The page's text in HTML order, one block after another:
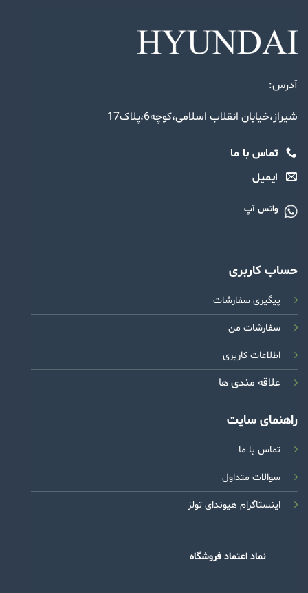
آدرس:
شیراز،خیابان انقلاب اسلامی،کوچه6،پلاک17
تماس با ما
ایمیل
واتس آپ
حساب کاربری
پیگیری سفارشات
سفارشات من
اطلاعات کاربری
علاقه مندی ها
راهنمای سایت
تماس با ما
سوالات متداول
اینستاگرام هیوندای تولز
نماد اعتماد فروشگاه